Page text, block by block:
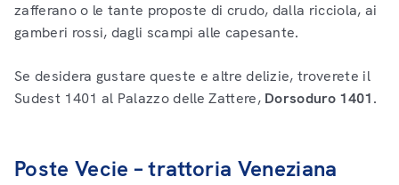
zafferano o le tante proposte di crudo, dalla ricciola, ai
gamberi rossi, dagli scampi alle capesante.
Se desidera gustare queste e altre delizie, troverete il
Sudest 1401 al Palazzo delle Zattere, Dorsoduro 1401.
Poste Vecie – trattoria Veneziana